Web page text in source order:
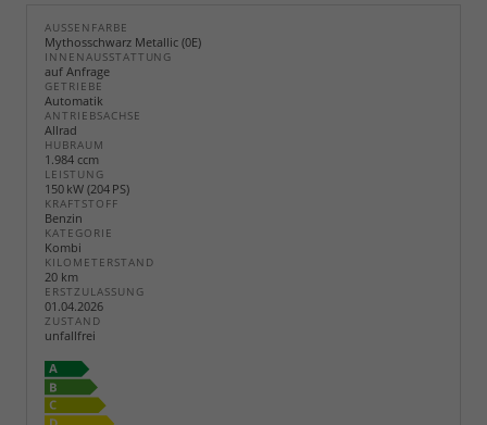
AUSSENFARBE
Mythosschwarz Metallic (0E)
INNENAUSSTATTUNG
auf Anfrage
GETRIEBE
Automatik
ANTRIEBSACHSE
Allrad
HUBRAUM
1.984 ccm
LEISTUNG
150 kW (204 PS)
KRAFTSTOFF
Benzin
KATEGORIE
Kombi
KILOMETERSTAND
20 km
ERSTZULASSUNG
01.04.2026
ZUSTAND
unfallfrei